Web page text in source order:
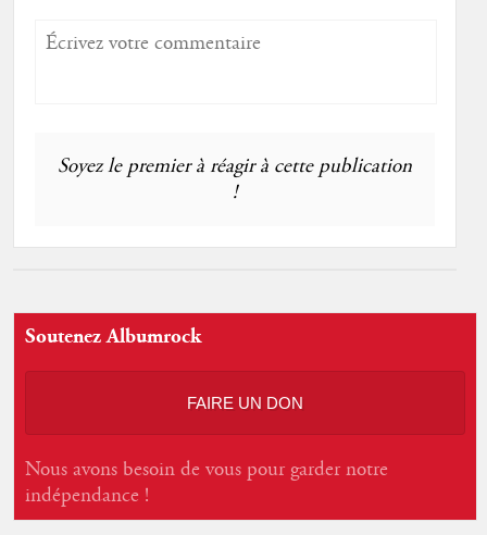
Soyez le premier à réagir à cette publication
!
Soutenez Albumrock
FAIRE UN DON
Nous avons besoin de vous pour garder notre
indépendance !